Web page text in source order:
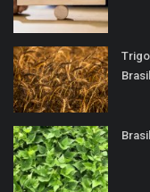
Brasil